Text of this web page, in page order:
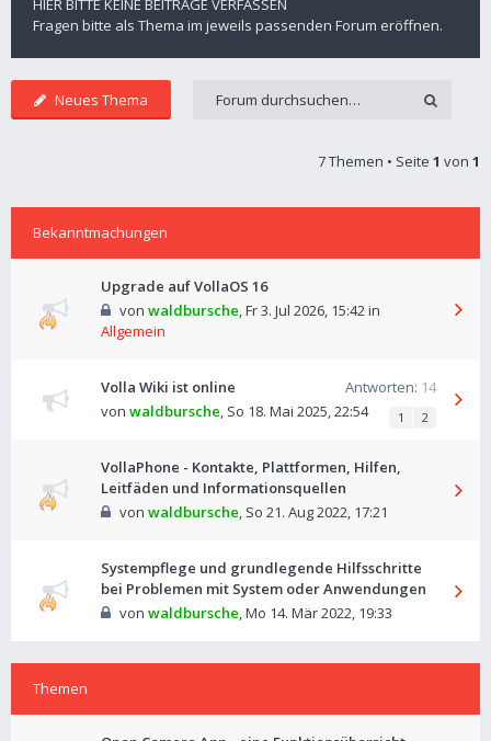
HIER BITTE KEINE BEITRÄGE VERFASSEN
Fragen bitte als Thema im jeweils passenden Forum eröffnen.
Neues Thema
7 Themen • Seite 1 von 1
Bekanntmachungen
Upgrade auf VollaOS 16
von waldbursche,Fr 3. Jul 2026, 15:42in
Allgemein
Volla Wiki ist online Antworten: 14
von waldbursche, So 18. Mai 2025, 22:54 1 2
VollaPhone - Kontakte, Plattformen, Hilfen,
Leitfäden und Informationsquellen
von waldbursche, So 21. Aug 2022, 17:21
Systempflege und grundlegende Hilfsschritte
bei Problemen mit System oder Anwendungen
von waldbursche,Mo 14. Mär 2022, 19:33
Themen